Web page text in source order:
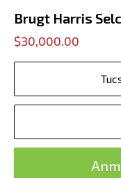
Brugt Harris
$30,000.00